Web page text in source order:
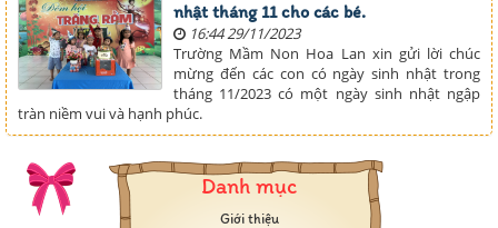
nhật tháng 11 cho các bé.
16:44 29/11/2023
Trường Mầm Non Hoa Lan xin gửi lời chúc
mừng đến các con có ngày sinh nhật trong
tháng 11/2023 có một ngày sinh nhật ngập
tràn niềm vui và hạnh phúc.
Danh mục
Giới thiệu